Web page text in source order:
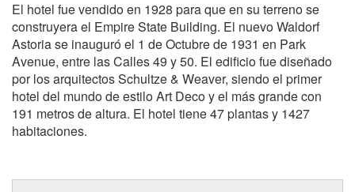
El hotel fue vendido en 1928 para que en su terreno se
construyera el Empire State Building. El nuevo Waldorf
Astoria se inauguró el 1 de Octubre de 1931 en Park
Avenue, entre las Calles 49 y 50. El edificio fue diseñado
por los arquitectos Schultze & Weaver, siendo el primer
hotel del mundo de estilo Art Deco y el más grande con
191 metros de altura. El hotel tiene 47 plantas y 1427
habitaciones.